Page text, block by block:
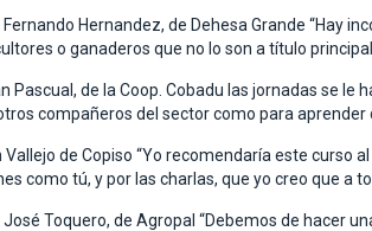
Fernando Hernandez, de Dehesa Grande “Hay
o ganaderos que no lo son a título
Pascual, de la Coop. Cobadu las jornadas se
compañeros del sector como para
Vallejo de Copiso “Yo recomendaría este curso
como tú, y por las charlas, que yo creo que a
José Toquero, de Agropal “Debemos de hacer